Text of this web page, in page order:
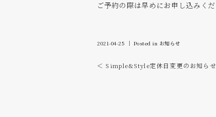
ご予約の際は早めにお申し込みくだ
2021-04-25 ｜ Posted in お知らせ
＜ Simple&Style定休日変更のお知らせ